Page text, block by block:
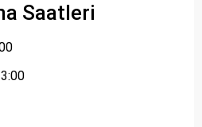
Saatleri